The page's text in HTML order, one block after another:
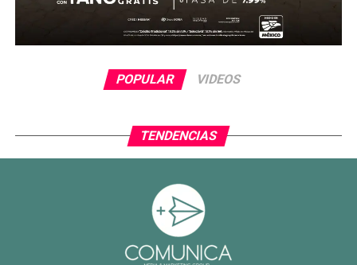
POPULAR VIDEOS
TENDENCIAS